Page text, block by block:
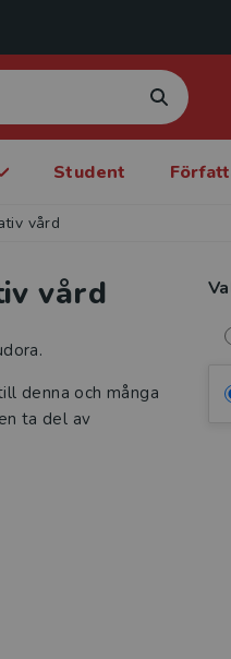
Student
vård
vård
denna och många
ta del av